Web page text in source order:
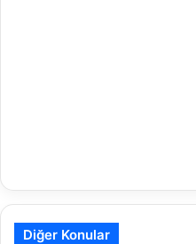
Diğer Konular